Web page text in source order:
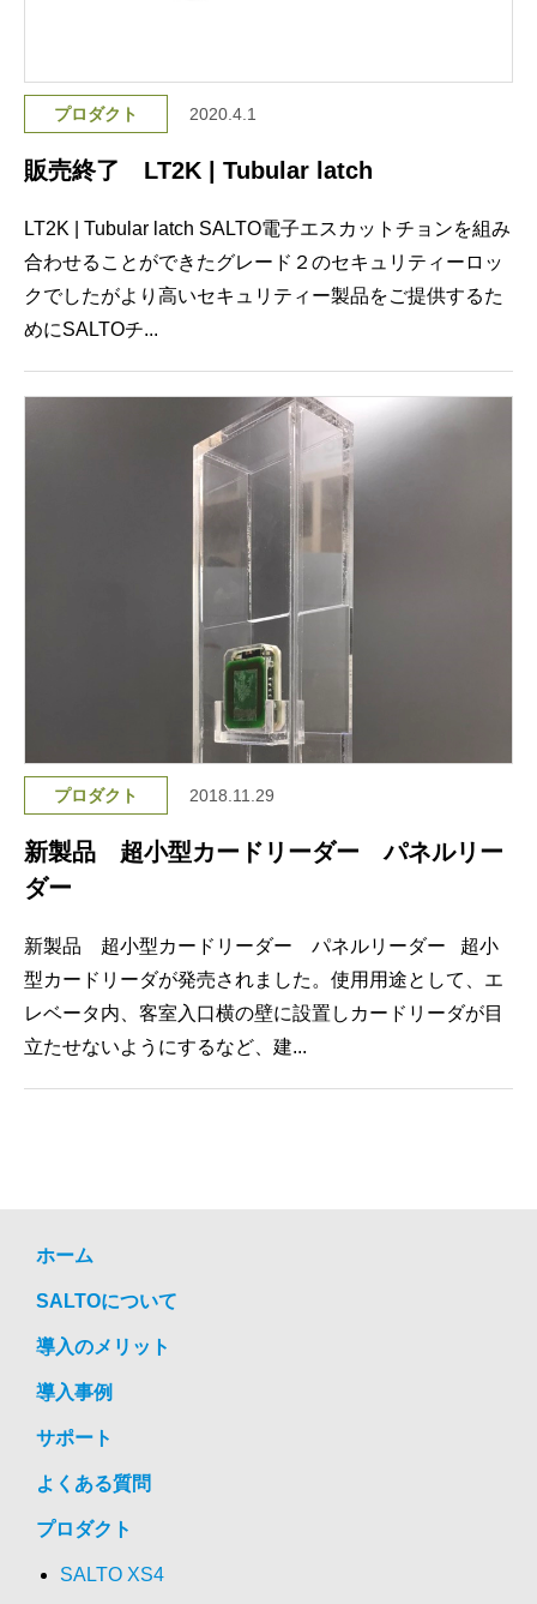
プロダクト 2020.4.1
販売終了 LT2K | Tubular latch
LT2K | Tubular latch SALTO電子エスカットチョンを組み
合わせることができたグレード２のセキュリティーロッ
クでしたがより高いセキュリティー製品をご提供するた
めにSALTOチ...
プロダクト 2018.11.29
新製品 超小型カードリーダー パネルリー
ダー
新製品 超小型カードリーダー パネルリーダー 超小
型カードリーダが発売されました。使用用途として、エ
レベータ内、客室入口横の壁に設置しカードリーダが目
立たせないようにするなど、建...
ホーム
SALTOについて
導入のメリット
導入事例
サポート
よくある質問
プロダクト
SALTO XS4